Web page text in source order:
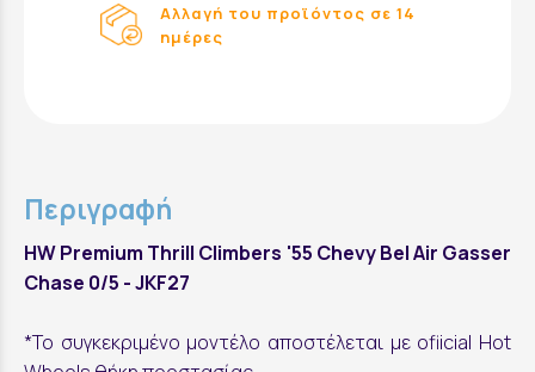
Αλλαγή του προϊόντος σε 14
ημέρες
Περιγραφή
HW Premium Thrill Climbers '55 Chevy Bel Air Gasser
Chase 0/5 - JKF27
*Το συγκεκριμένο μοντέλο αποστέλεται με ofiicial Hot